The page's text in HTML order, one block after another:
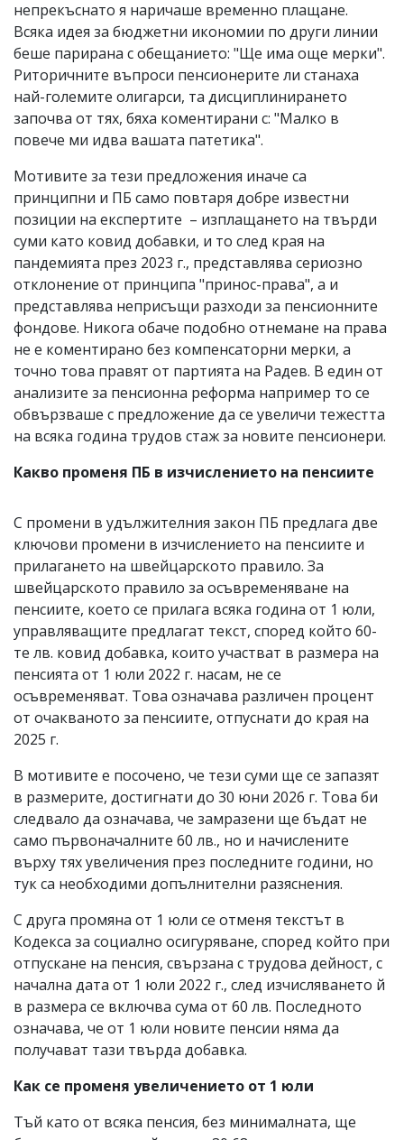
непрекъснато я наричаше временно плащане.
Всяка идея за бюджетни икономии по други линии
беше парирана с обещанието: "Ще има още мерки".
Риторичните въпроси пенсионерите ли станаха
най-големите олигарси, та дисциплинирането
започва от тях, бяха коментирани с: "Малко в
повече ми идва вашата патетика".
Мотивите за тези предложения иначе са
принципни и ПБ само повтаря добре известни
позиции на експертите – изплащането на твърди
суми като ковид добавки, и то след края на
пандемията през 2023 г., представлява сериозно
отклонение от принципа "принос-права", а и
представлява неприсъщи разходи за пенсионните
фондове. Никога обаче подобно отнемане на права
не е коментирано без компенсаторни мерки, а
точно това правят от партията на Радев. В един от
анализите за пенсионна реформа например то се
обвързваше с предложение да се увеличи тежестта
на всяка година трудов стаж за новите пенсионери.
Какво променя ПБ в изчислението на пенсиите
С промени в удължителния закон ПБ предлага две
ключови промени в изчислението на пенсиите и
прилагането на швейцарското правило. За
швейцарското правило за осъвременяване на
пенсиите, което се прилага всяка година от 1 юли,
управляващите предлагат текст, според който 60-
те лв. ковид добавка, които участват в размера на
пенсията от 1 юли 2022 г. насам, не се
осъвременяват. Това означава различен процент
от очакваното за пенсиите, отпуснати до края на
2025 г.
В мотивите е посочено, че тези суми ще се запазят
в размерите, достигнати до 30 юни 2026 г. Това би
следвало да означава, че замразени ще бъдат не
само първоначалните 60 лв., но и начислените
върху тях увеличения през последните години, но
тук са необходими допълнителни разяснения.
С друга промяна от 1 юли се отменя текстът в
Кодекса за социално осигуряване, според който при
отпускане на пенсия, свързана с трудова дейност, с
начална дата от 1 юли 2022 г., след изчисляването й
в размера се включва сума от 60 лв. Последното
означава, че от 1 юли новите пенсии няма да
получават тази твърда добавка.
Как се променя увеличението от 1 юли
Тъй като от всяка пенсия, без минималната, ще